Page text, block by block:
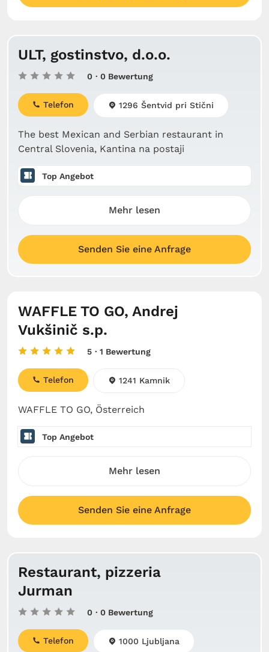
ULT, gostinstvo, d.o.o.
0 · 0 Bewertung
The best Mexican and Serbian restaurant in
Central Slovenia, Kantina na postaji
Telefon 1296 Šentvid pri Stični
Top Angebot
Mehr lesen
Senden Sie eine Anfrage
WAFFLE TO GO, Andrej
Vukšinič s.p.
5 · 1 Bewertung
WAFFLE TO GO, Österreich
Telefon 1241 Kamnik
Top Angebot
Mehr lesen
Senden Sie eine Anfrage
Restaurant, pizzeria
Jurman
0 · 0 Bewertung
Telefon 1000 Ljubljana